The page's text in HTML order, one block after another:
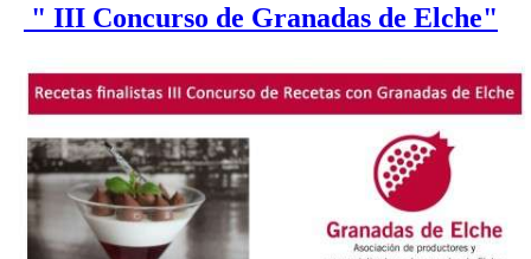
" III Concurso de Granadas de Elche"